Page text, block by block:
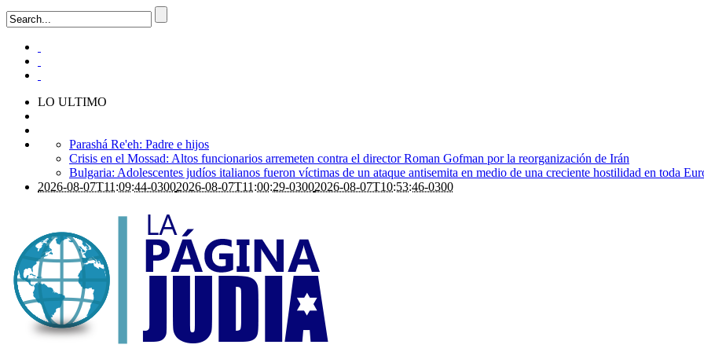
LO ULTIMO
Parashá Re'eh: Padre e hijos
Crisis en el Mossad: Altos funcionarios arremeten contra el director Roman Gofman por la reorganización de Irán
Bulgaria: Adolescentes judíos italianos fueron víctimas de un ataque antisemita en medio de una creciente hostilidad en toda
2026-08-07T11:09:44-03002026-08-07T11:00:29-03002026-08-07T10:53:46-0300